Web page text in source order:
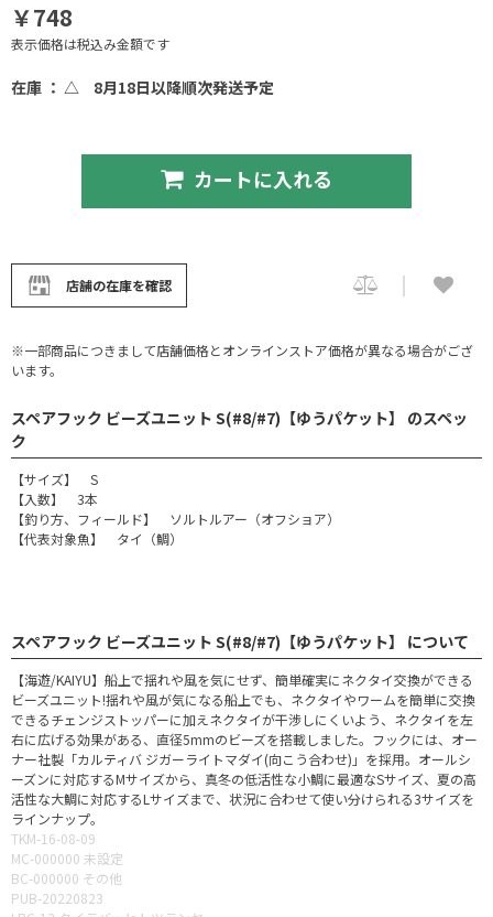
￥748
表示価格は税込み金額です
在庫 ： △ 8月18日以降順次発送予定
カートに入れる
店舗の在庫を確認
※一部商品につきまして店舗価格とオンラインストア価格が異なる場合がござ
います。
スペアフック ビーズユニット S(#8/#7)【ゆうパケット】 のスペッ
ク
【サイズ】 S
【入数】 3本
【釣り方、フィールド】 ソルトルアー（オフショア）
【代表対象魚】 タイ（鯛）
スペアフック ビーズユニット S(#8/#7)【ゆうパケット】 について
【海遊/KAIYU】船上で揺れや風を気にせず、簡単確実にネクタイ交換ができる
ビーズユニット!揺れや風が気になる船上でも、ネクタイやワームを簡単に交換
できるチェンジストッパーに加えネクタイが干渉しにくいよう、ネクタイを左
右に広げる効果がある、直径5mmのビーズを搭載しました。フックには、オー
ナー社製「カルティバ ジガーライトマダイ(向こう合わせ)」を採用。オールシ
ーズンに対応するMサイズから、真冬の低活性な小鯛に最適なSサイズ、夏の高
活性な大鯛に対応するLサイズまで、状況に合わせて使い分けられる3サイズを
ラインナップ。
TKM-16-08-09
MC-000000 未設定
BC-000000 その他
PUB-20220823